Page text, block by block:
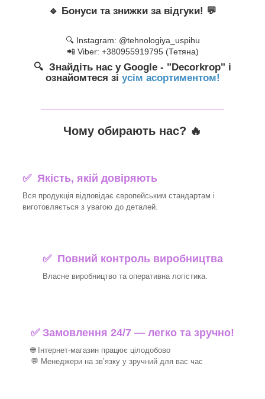
🔹 Бонуси та знижки за відгуки! 💬
🔍 Instagram: @tehnologiya_uspihu
📲 Viber: +380955919795 (Тетяна)
🔍 Знайдіть нас у Google - "Decorkrop" і
ознайомтеся зі усім асортиментом!
Чому обирають нас? 🔥
✅ Якість, якій довіряють
Вся продукція відповідає європейським стандартам і
виготовляється з увагою до деталей.
✅ Повний контроль виробництва
Власне виробництво та оперативна логістика.
✅ Замовлення 24/7 — легко та зручно!
🌐 Інтернет-магазин працює цілодобово
💬 Менеджери на зв’язку у зручний для вас час